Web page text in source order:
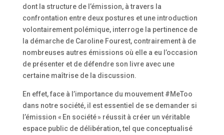
dont la structure de l’émission, à travers la
confrontation entre deux postures et une introduction
volontairement polémique, interroge la pertinence de
la démarche de Caroline Fourest, contrairement à de
nombreuses autres émissions où elle a eu l’occasion
de présenter et de défendre son livre avec une
certaine maîtrise de la discussion.
En effet, face à l’importance du mouvement #MeToo
dans notre société, il est essentiel de se demander si
l’émission « En société » réussit à créer un véritable
espace public de délibération, tel que conceptualisé